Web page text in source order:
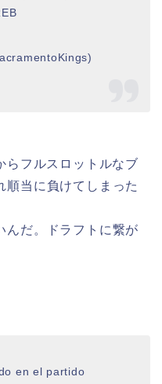
らフルスロットルなブ
順当に負けてしまった
んだ。ドラフトに繋が
en el partido